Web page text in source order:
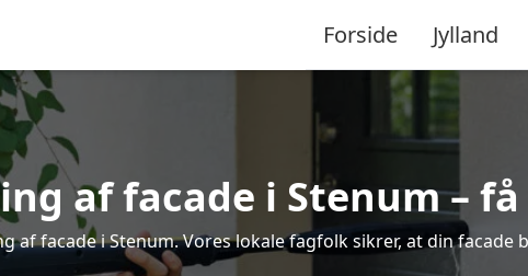
Forside Jylland
af facade i Stenum –
af facade i Stenum. Vores lokale fagfolk sikrer, at din